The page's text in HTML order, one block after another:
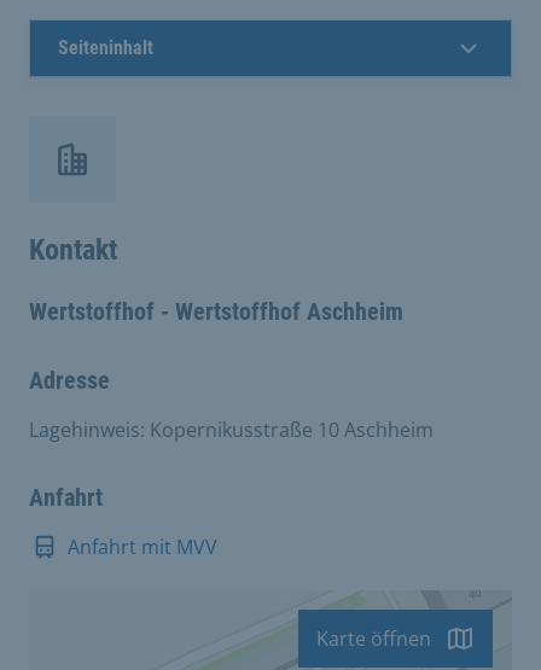
Seiteninhalt
Kontakt
Wertstoffhof - Wertstoffhof Aschheim
Adresse
Lagehinweis: Kopernikusstraße 10 Aschheim
Anfahrt
Anfahrt mit MVV
Karte öffnen